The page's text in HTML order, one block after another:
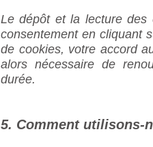
Le dépôt et la lecture des
consentement en cliquant
de cookies, votre accord
alors nécessaire de
durée.
5. Comment utilisons-